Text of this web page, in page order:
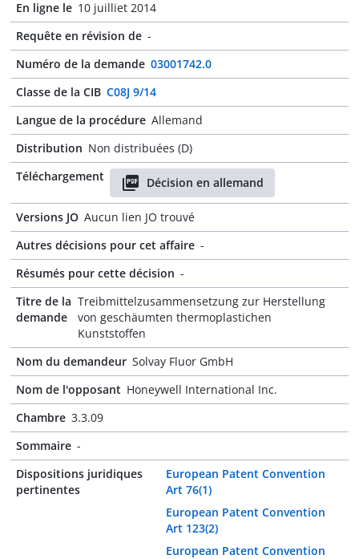
En ligne le 10 juilliet 2014
Requête en révision de -
Numéro de la demande 03001742.0
Classe de la CIB C08J 9/14
Langue de la procédure Allemand
Distribution Non distribuées (D)
Téléchargement
Décision en allemand
Versions JO Aucun lien JO trouvé
Autres décisions pour cet affaire -
Résumés pour cette décision -
Titre de la
demande
Treibmittelzusammensetzung zur Herstellung
von geschäumten thermoplastichen
Kunststoffen
Nom du demandeur Solvay Fluor GmbH
Nom de l'opposant Honeywell International Inc.
Chambre 3.3.09
Sommaire -
Dispositions juridiques
pertinentes
European Patent Convention
Art 76(1)
European Patent Convention
Art 123(2)
European Patent Convention